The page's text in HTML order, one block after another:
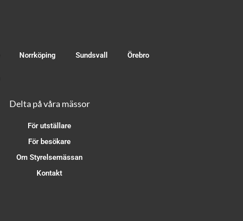
Norrköping Sundsvall Örebro
Delta på våra mässor
För utställare
För besökare
Om Styrelsemässan
Kontakt